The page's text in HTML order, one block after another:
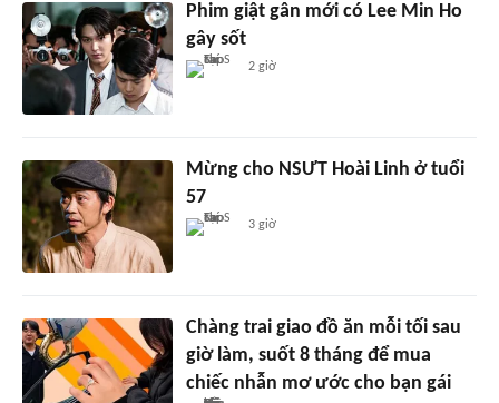
Phim giật gân mới có Lee Min Ho
gây sốt
2 giờ
Mừng cho NSƯT Hoài Linh ở tuổi
57
3 giờ
Chàng trai giao đồ ăn mỗi tối sau
giờ làm, suốt 8 tháng để mua
chiếc nhẫn mơ ước cho bạn gái